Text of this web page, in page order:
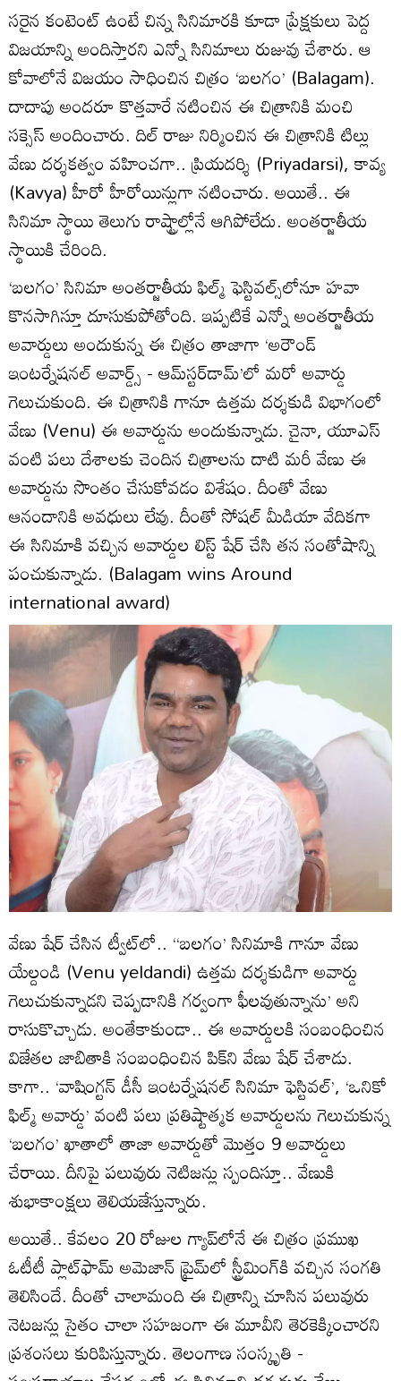
సరైన కంటెంట్ ఉంటే చిన్న సినిమారకి కూడా ప్రేక్షకులు పెద్ద
విజయాన్ని అందిస్తారని ఎన్నో సినిమాలు రుజువు చేశారు. ఆ
కోవాలోనే విజయం సాధించిన చిత్రం ‘బలగం’ (Balagam).
దాదాపు అందరూ కొత్తవారే నటించిన ఈ చిత్రానికి మంచి
సక్సెస్ అందించారు. దిల్ రాజు నిర్మించిన ఈ చిత్రానికి టిల్లు
వేణు దర్శకత్వం వహించగా.. ప్రియదర్శి (Priyadarsi), కావ్య
(Kavya) హీరో హీరోయిన్లుగా నటించారు. అయితే.. ఈ
సినిమా స్థాయి తెలుగు రాష్ట్రాల్లోనే ఆగిపోలేదు. అంతర్జాతీయ
స్థాయికి చేరింది.
‘బలగం’ సినిమా అంతర్జాతీయ ఫిల్మ్‌ ఫెస్టివల్స్‌లోనూ హవా
కొనసాగిస్తూ దూసుకుపోతోంది. ఇప్పటికే ఎన్నో అంతర్జాతీయ
అవార్డులు అందుకున్న ఈ చిత్రం తాజాగా ‘అరౌండ్‌
ఇంటర్నేషనల్‌ అవార్డ్స్‌ - ఆమ్‌స్టర్‌డామ్‌’లో మరో అవార్డు
గెలుచుకుంది. ఈ చిత్రానికి గానూ ఉత్తమ దర్శకుడి విభాగంలో
వేణు (Venu) ఈ అవార్డును అందుకున్నాడు. చైనా, యూఎస్‌
వంటి పలు దేశాలకు చెందిన చిత్రాలను దాటి మరీ వేణు ఈ
అవార్డును సొంతం చేసుకోవడం విశేషం. దీంతో వేణు
ఆనందానికి అవధులు లేవు. దీంతో సోషల్ మీడియా వేదికగా
ఈ సినిమాకి వచ్చిన అవార్డుల లిస్ట్ షేర్ చేసి తన సంతోషాన్ని
పంచుకున్నాడు. (Balagam wins Around
international award)
వేణు షేర్ చేసిన ట్వీట్‌లో.. ‘‘బలగం’ సినిమాకి గానూ వేణు
యేల్దండి (Venu yeldandi) ఉత్తమ దర్శకుడిగా అవార్డు
గెలుచుకున్నాడని చెప్పడానికి గర్వంగా ఫీలవుతున్నాను’ అని
రాసుకొచ్చాడు. అంతేకాకుండా.. ఈ అవార్డులకి సంబంధించిన
విజేతల జాబితాకి సంబంధించిన పిక్‌ని వేణు షేర్ చేశాడు.
కాగా.. ‘వాషింగ్టన్‌ డీసీ ఇంటర్నేషనల్‌ సినిమా ఫెస్టివల్‌’, ‘ఒనికో
ఫిల్మ్‌ అవార్డు’ వంటి పలు ప్రతిష్టాత్మక అవార్డులను గెలుచుకున్న
‘బలగం’ ఖాతాలో తాజా అవార్డుతో మొత్తం 9 అవార్డులు
చేరాయి. దీనిపై పలువురు నెటిజన్లు స్పందిస్తూ.. వేణుకి
శుభాకాంక్షలు తెలియజేస్తున్నారు.
అయితే.. కేవలం 20 రోజుల గ్యాప్‌లోనే ఈ చిత్రం ప్రముఖ
ఓటీటీ ప్లాట్‌ఫామ్ అమెజాన్ ప్రైమ్‌లో స్ట్రీమింగ్‌కి వచ్చిన సంగతి
తెలిసిందే. దీంతో చాలామంది ఈ చిత్రాన్ని చూసిన పలువురు
నెటజన్లు సైతం చాలా సహజంగా ఈ మూవీని తెరకెక్కించారని
ప్రశంసలు కురిపిస్తున్నారు. తెలంగాణ సంస్కృతి -